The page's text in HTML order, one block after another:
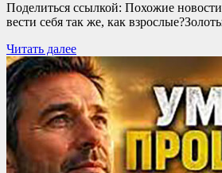
Поделиться ссылкой: Похожие
вести себя так же, как
Читать далее